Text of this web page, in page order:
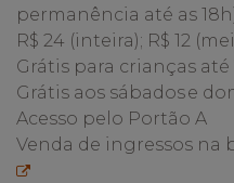
permanência até as
R$ 24 (inteira); R$ 12
Grátis para
Grátis aos sábados e
Acesso pelo
Venda de ingressos na